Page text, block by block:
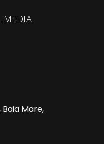
MEDIA
Mare,